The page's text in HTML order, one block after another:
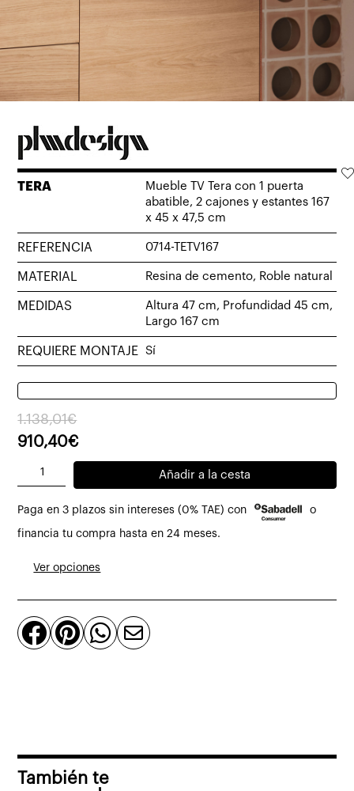
TERA
Mueble TV Tera con 1 puerta
abatible, 2 cajones y estantes 167
x 45 x 47,5 cm
REFERENCIA 0714-TETV167
MATERIAL Resina de cemento, Roble natural
MEDIDAS
Altura 47 cm, Profundidad 45 cm,
Largo 167 cm
REQUIERE MONTAJE Sí
1.138,01€
El
precio
original
era:
1.138,01€.
910,40€
El
precio
es:
910,40€.
Mueble
Tera
con
abatible,
2
cajones
x
Añadir a la cesta
Paga en 3 plazos sin intereses (0% TAE) con o
financia tu compra hasta en 24 meses.
Ver opciones
   
También te